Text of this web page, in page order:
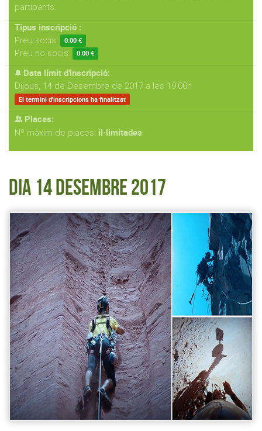
partipants.
Tipus inscripció :
Preu socis: 0.00 €
Preu no socis: 0.00 €
Data límit d'inscripció:
Dijous, 14 de Desembre de 2017 a les 19:00h
El termini d'inscripcions ha finalitzat
Places:
Nº màxim de places: il·limitades
Dia 14 desembre 2017